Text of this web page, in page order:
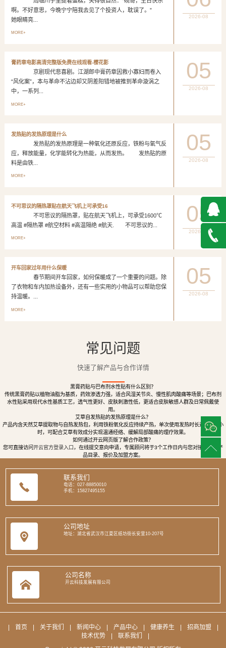
啊。不好意思，今晚宁宁陪我去见了个投资人，耽误了。”
她眼睛亮...
MORE+
2026-08
膏药章电影高清完整版免费在线观看-樱花影
京剧现代悲喜剧。江湖郎中膏药章因救小寡妇而卷入
“风化案”，本与革命不沾边却又阴差阳错地被推到革命漩涡之
中，一系列...
MORE+
05
2026-08
发热贴的发热原理是什么
发热贴的发热原理是一种氧化还原反应，铁粉与氧气反
应，释放能量，化学能转化为热能，从而发热。 发热贴的原
料是由铁...
MORE+
05
2026-08
不可思议的隔热罩贴在航天飞机上可承受16
不可思议的隔热罩，贴在航天飞机上，可承受1600℃
高温 #隔热罩 #航空材料 #高温隔绝 #航天. 不可思议的...
MORE+
05
2026-08
开车回家过年用什么保暖
春节期间开车回家，如何保暖成了一个重要的问题。除
了衣物和车内加热设备外，还有一些实用的小物品可以帮助您保
持温暖。...
MORE+
05
2026-08
常见问题
快速了解产品与合作详情
黑膏药贴与巴布剂水性贴有什么区别？
传统黑膏药贴以植物油脂为基质，药效渗透力强，适合风湿关节炎、慢性肌肉酸痛等场景；巴布剂
水性贴采用现代水性基质工艺，透气性更好、皮肤刺激性低，更适合皮肤敏感人群及日常佩戴使
用。
艾草自发热贴的发热原理是什么？
产品内含天然艾草提取物与自热发热包，利用铁粉氧化反应持续产热，单次使用发热时长达8至12小
时，可配合艾草有效成分实现温通经络、缓解局部酸痛的理疗效果。
如何通过开云网页版了解合作政策？
您可直接访问 开云官方登录入口，在线提交意向申请，专属顾问将于3个工作日内与您对接，提供产
品目录、报价及加盟方案。
联系我们
电话：027-88850010
手机：15827495155
公司地址
地址：湖北省武汉市江夏区纸坊街长安里10-207号
公司名称
开云科技发展有限公司
首页 关于我们 新闻中心 产品中心 健康养生 招商加盟
技术优势
联系我们
QQ在